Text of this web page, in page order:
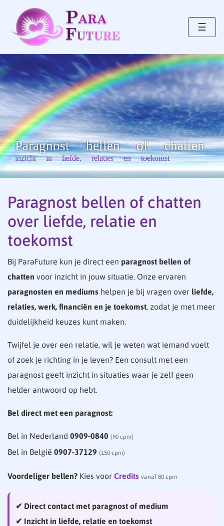
☰
Paragnost bellen of chatten
inzicht in liefde, relaties en toekomst
Paragnost bellen of chatten
over liefde, relatie en
toekomst
Bij ParaFuture kun je direct een paragnost bellen of
chatten voor inzicht in jouw situatie. Onze ervaren
paragnosten en mediums helpen je bij vragen over liefde,
relaties, werk, financiën en je toekomst, zodat je met meer
duidelijkheid keuzes kunt maken.
Twijfel je over een relatie, wil je weten wat iemand voelt
of zoek je richting in je leven? Een consult met een
paragnost geeft inzicht in situaties waar je zelf geen
helder antwoord op hebt.
Bel direct met een paragnost:
Bel in Nederland 0909-0840 (90 cpm)
Bel in België 0907-37129 (150 cpm)
Voordeliger bellen? Kies voor Credits vanaf 80 cpm
✔ Direct contact met paragnost of medium
✔ Inzicht in liefde, relatie en toekomst